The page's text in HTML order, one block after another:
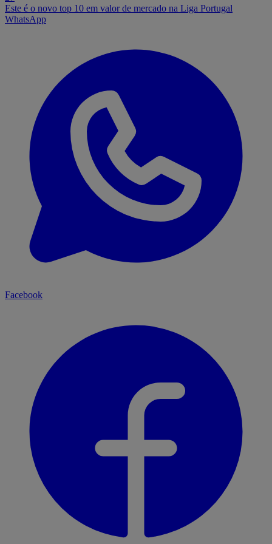
Este é o novo top 10 em valor de mercado na Liga Portugal
WhatsApp
Facebook